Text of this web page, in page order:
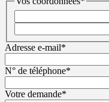
Adresse e-mail*
N° de téléphone*
Votre demande*